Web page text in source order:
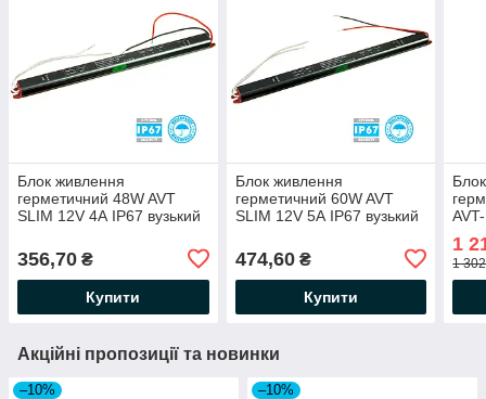
Блок живлення
герметичний 48W AVT
SLIM 12V 4А IP67 вузький
алюмінієвий 12В 48Вт 4А
для світлодіодної LED
стрічки
356,70 ₴
Купити
Блок живлення
герметичний 60W AVT
SLIM 12V 5А IP67 вузький
алюмінієвий 12В 60Вт 5А
для світлодіодної LED
стрічки
474,60₴
Купити
1
1
Акційні пропозиції та новинки
–10% –10%